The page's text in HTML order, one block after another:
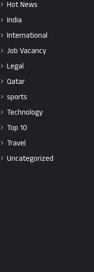
Hot News
India
International
Job Vacancy
Legal
Qatar
sports
Technology
Top 10
Travel
Uncategorized